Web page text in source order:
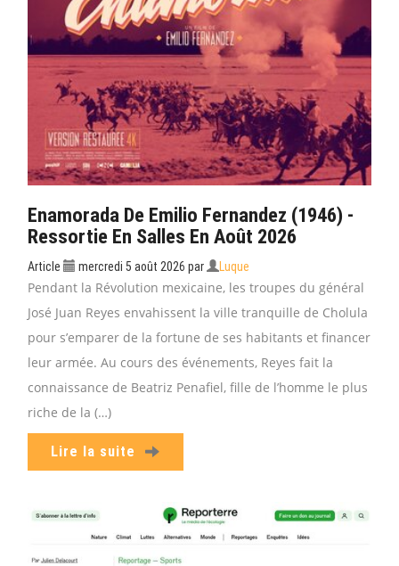
Enamorada De Emilio Fernandez (1946) -
Ressortie En Salles En Août 2026
Article mercredi 5 août 2026 par Luque
Pendant la Révolution mexicaine, les troupes du général
José Juan Reyes envahissent la ville tranquille de Cholula
pour s’emparer de la fortune de ses habitants et financer
leur armée. Au cours des événements, Reyes fait la
connaissance de Beatriz Penafiel, fille de l’homme le plus
riche de la (…)
Lire la suite